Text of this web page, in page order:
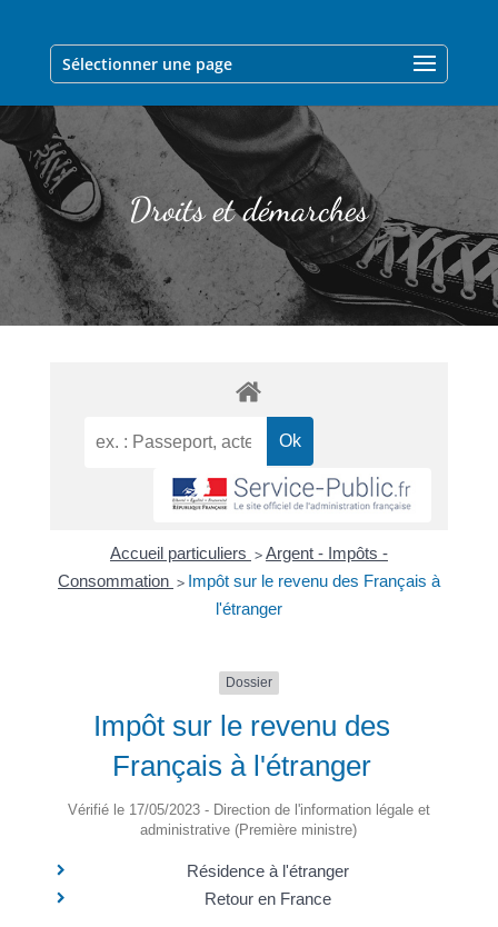
Sélectionner une page
Droits et démarches
Accueil particuliers > Argent - Impôts -
Consommation > Impôt sur le revenu des Français à
l'étranger
Dossier
Impôt sur le revenu des
Français à l'étranger
Vérifié le 17/05/2023 - Direction de l'information légale et
administrative (Première ministre)
Résidence à l'étranger
Retour en France